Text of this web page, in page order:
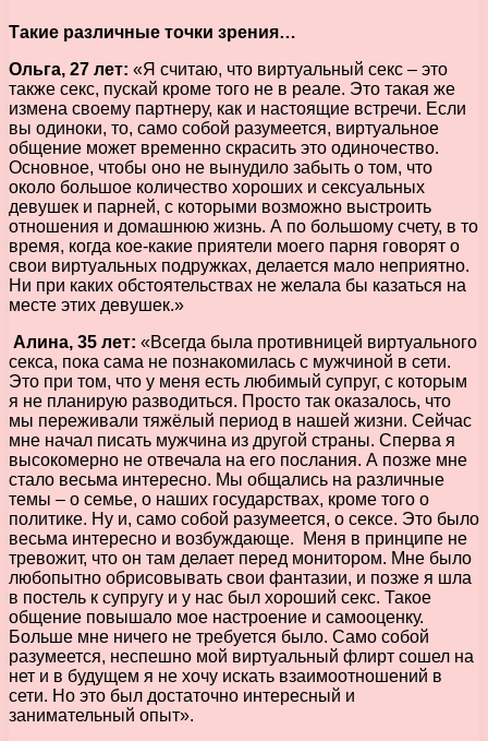
Такие различные точки зрения…
Ольга, 27 лет: «Я считаю, что виртуальный секс – это
также секс, пускай кроме того не в реале. Это такая же
измена своему партнеру, как и настоящие встречи. Если
вы одиноки, то, само собой разумеется, виртуальное
общение может временно скрасить это одиночество.
Основное, чтобы оно не вынудило забыть о том, что
около большое количество хороших и сексуальных
девушек и парней, с которыми возможно выстроить
отношения и домашнюю жизнь. А по большому счету, в то
время, когда кое-какие приятели моего парня говорят о
свои виртуальных подружках, делается мало неприятно.
Ни при каких обстоятельствах не желала бы казаться на
месте этих девушек.»
Алина, 35 лет: «Всегда была противницей виртуального
секса, пока сама не познакомилась с мужчиной в сети.
Это при том, что у меня есть любимый супруг, с которым
я не планирую разводиться. Просто так оказалось, что
мы переживали тяжёлый период в нашей жизни. Сейчас
мне начал писать мужчина из другой страны. Сперва я
высокомерно не отвечала на его послания. А позже мне
стало весьма интересно. Мы общались на различные
темы – о семье, о наших государствах, кроме того о
политике. Ну и, само собой разумеется, о сексе. Это было
весьма интересно и возбуждающе. Меня в принципе не
тревожит, что он там делает перед монитором. Мне было
любопытно обрисовывать свои фантазии, и позже я шла
в постель к супругу и у нас был хороший секс. Такое
общение повышало мое настроение и самооценку.
Больше мне ничего не требуется было. Само собой
разумеется, неспешно мой виртуальный флирт сошел на
нет и в будущем я не хочу искать взаимоотношений в
сети. Но это был достаточно интересный и
занимательный опыт».